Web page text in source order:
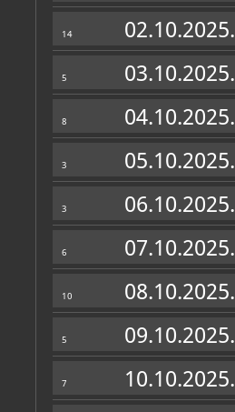
14 02.10.2025.
5 03.10.2025.
8 04.10.2025.
3 05.10.2025.
3 06.10.2025.
6 07.10.2025.
10 08.10.2025.
5 09.10.2025.
7 10.10.2025.
OPĆI PODACI
Muzej